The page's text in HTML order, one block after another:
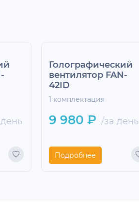
Голографический
вентилятор FAN-
42ID
1 комплектация
9 980 ₽ /за день
Подробнее